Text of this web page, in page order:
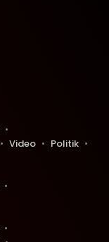
Video
Politik